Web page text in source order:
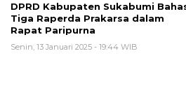
DPRD Kabupaten Sukabumi
Tiga Raperda Prakarsa dalam
Rapat Paripurna
Senin, 13 Januari 2025 - 19:44 WIB